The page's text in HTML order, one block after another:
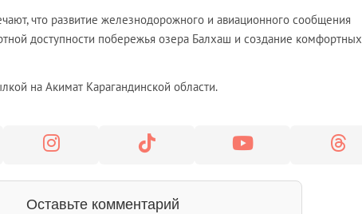
что развитие железнодорожного и авиационного сообщения
доступности побережья озера Балхаш и создание комфортных
на Акимат Карагандинской области.
Оставьте комментарий